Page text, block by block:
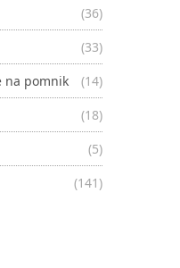
(36)
(33)
na pomnik
(14)
(18)
(5)
(141)